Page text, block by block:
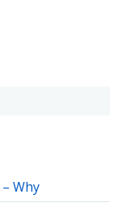
– Why